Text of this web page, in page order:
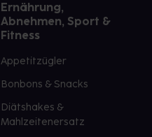
Ernährung,
Abnehmen, Sport &
Fitness
Appetitzügler
Bonbons & Snacks
Diätshakes &
Mahlzeitenersatz